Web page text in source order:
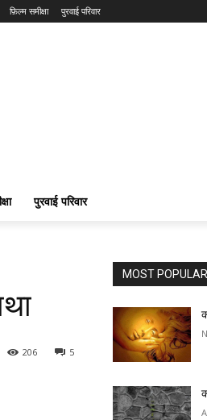
फ़िल्म समीक्षा पुरवाई परिवार
पुरवाई परिवार
5
206
MOST POPULAR